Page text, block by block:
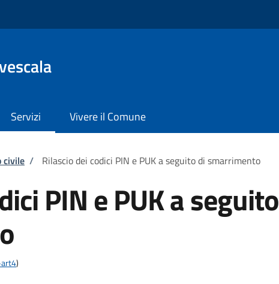
Servizi Vivere il Comune
civile / Rilascio dei codici PIN e PUK a seguito di smarrimento
PIN e PUK a seguito
)